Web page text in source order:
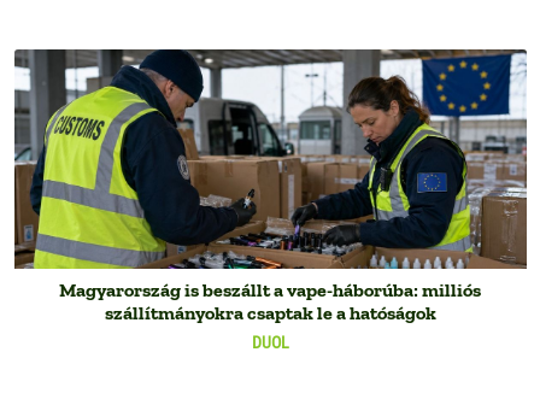
DUOL
Magyarország is beszállt a vape-háborúba: milliós
szállítmányokra csaptak le a hatóságok